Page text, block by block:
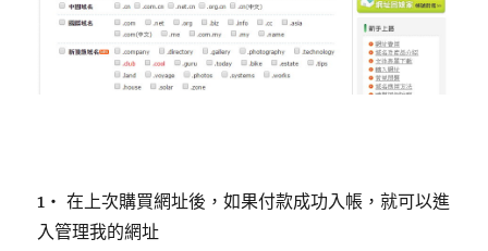
1‧ 在上次購買網址後，如果付款成功入帳，就可以進
入管理我的網址